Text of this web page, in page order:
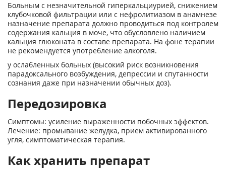
Больным с незначительной гиперкальциурией, снижением
клубочковой фильтрации или с нефролитиазом в анамнезе
назначение препарата должно проводиться под контролем
содержания кальция в моче, что обусловлено наличием
кальция глюконата в составе препарата. На фоне терапии
не рекомендуется употребление алкоголя.
у ослабленных больных (высокий риск возникновения
парадоксального возбуждения, депрессии и спутанности
сознания даже при назначении обычных доз).
Передозировка
Симптомы: усиление выраженности побочных эффектов.
Лечение: промывание желудка, прием активированного
угля, симптоматическая терапия.
Как хранить препарат